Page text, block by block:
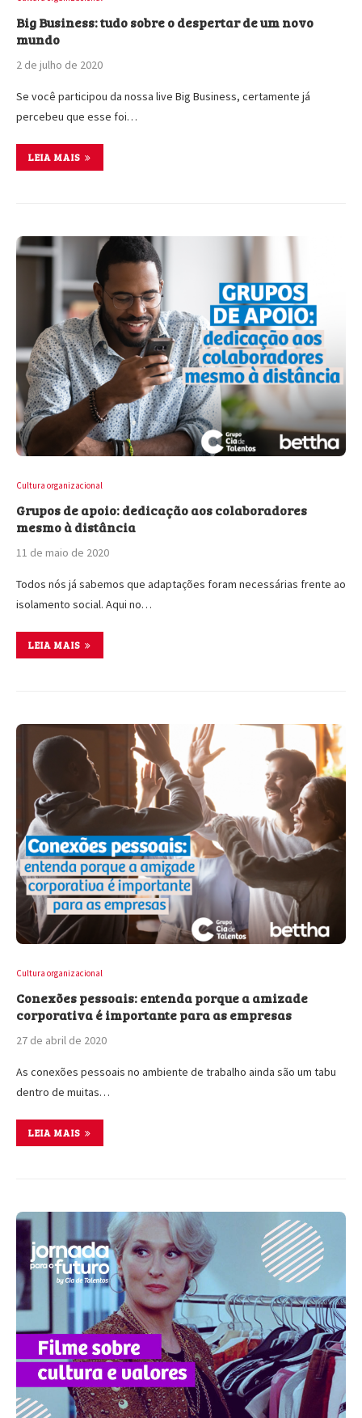
Big Business: tudo sobre o despertar de um novo
mundo
2 de julho de 2020
Se você participou da nossa live Big Business, certamente já
percebeu que esse foi…
LEIA MAIS
Cultura organizacional
Grupos de apoio: dedicação aos colaboradores
mesmo à distância
11 de maio de 2020
Todos nós já sabemos que adaptações foram necessárias frente ao
isolamento social. Aqui no…
LEIA MAIS
Cultura organizacional
Conexões pessoais: entenda porque a amizade
corporativa é importante para as empresas
27 de abril de 2020
As conexões pessoais no ambiente de trabalho ainda são um tabu
dentro de muitas…
LEIA MAIS